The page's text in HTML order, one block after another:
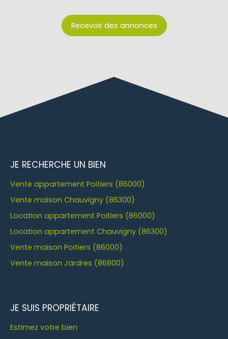
Recevoir des annonces
JE RECHERCHE UN BIEN
Vente appartement Poitiers (86000)
Vente maison Chauvigny (86300)
Location appartement Poitiers (86000)
Location appartement Chauvigny (86300)
Vente maison Poitiers (86000)
Vente maison Jardres (86800)
JE SUIS PROPRIÉTAIRE
Estimez votre bien